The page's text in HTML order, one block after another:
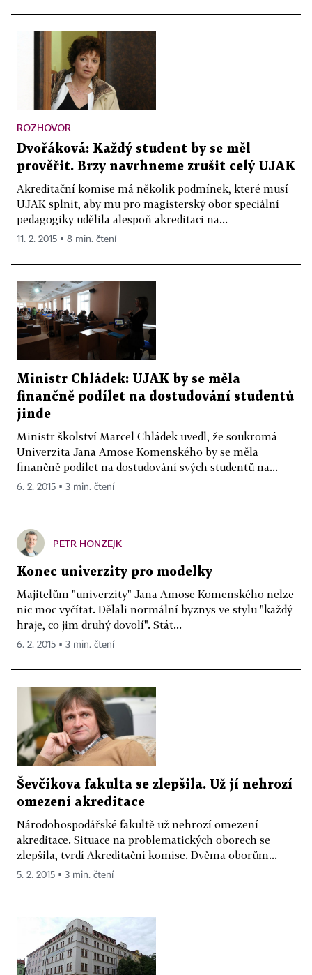
ROZHOVOR
Dvořáková: Každý student by se měl
prověřit. Brzy navrhneme zrušit celý UJAK
Akreditační komise má několik podmínek, které musí
UJAK splnit, aby mu pro magisterský obor speciální
pedagogiky udělila alespoň akreditaci na...
11. 2. 2015 ▪ 8 min. čtení
Ministr Chládek: UJAK by se měla
finančně podílet na dostudování studentů
jinde
Ministr školství Marcel Chládek uvedl, že soukromá
Univerzita Jana Amose Komenského by se měla
finančně podílet na dostudování svých studentů na...
6. 2. 2015 ▪ 3 min. čtení
PETR HONZEJK
Konec univerzity pro modelky
Majitelům "univerzity" Jana Amose Komenského nelze
nic moc vyčítat. Dělali normální byznys ve stylu "každý
hraje, co jim druhý dovolí". Stát...
6. 2. 2015 ▪ 3 min. čtení
Ševčíkova fakulta se zlepšila. Už jí nehrozí
omezení akreditace
Národohospodářské fakultě už nehrozí omezení
akreditace. Situace na problematických oborech se
zlepšila, tvrdí Akreditační komise. Dvěma oborům...
5. 2. 2015 ▪ 3 min. čtení